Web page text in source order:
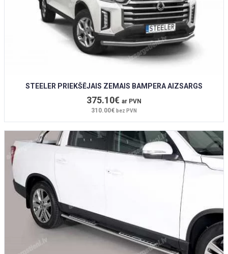
STEELER PRIEKŠĒJAIS ZEMAIS BAMPERA AIZSARGS
375.10€ ar PVN
310.00€ bez PVN